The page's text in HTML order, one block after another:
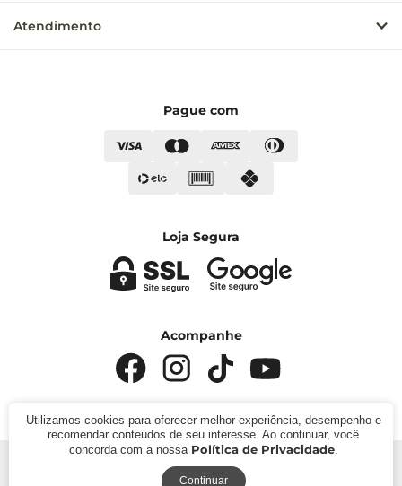
Atendimento
Pague com
Loja Segura
Acompanhe
direitos reservados.
Utilizamos cookies para oferecer melhor experiência, desempenho e
recomendar conteúdos de seu interesse. Ao continuar, você
concorda com a nossa Política de Privacidade.
Continuar